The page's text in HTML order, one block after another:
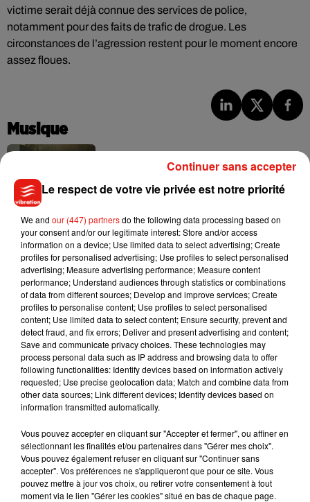
victime serait déjà connue des services de police,
notamment pour des faits de trafic de drogue. Les
circonstances de l’agression restent pour le moment encore
assez floues.
Musique
dans son nouveau clip
7 août 2026
Madonna sort enfin le remix de « Love
Sensation » avec Kylie Minogue
7 août 2026
Tayc et Didi B dévoilent le single le plus
dansant de l’année
7 août 2026
Angèle et Amélie Lens dévoilent leur
collaboration tant attendue
Le respect de votre vie privée est notre priorité
We and our (447) partnersdo the following data processing based on
your consent and/or our legitimate interest: Store and/or access
information on a device; Use limited data to select advertising; Create
profiles for personalised advertising; Use profiles to select personalised
advertising; Measure advertising performance; Measure content
performance; Understand audiences through statistics or combinations
of data from different sources; Develop and improve services; Create
profiles to personalise content; Use profiles to select personalised
content; Use limited data to select content; Ensure security, prevent and
detect fraud, and fix errors; Deliver and present advertising and content;
Save and communicate privacy choices. These technologies may
process personal data such as IP address and browsing data to offer
following functionalities: Identify devices based on information actively
requested; Use precise geolocation data; Match and combine data from
other data sources; Link different devices; Identify devices based on
information transmitted automatically.
Vous pouvez accepter en cliquant sur "Accepter et fermer", ou affiner en
sélectionnant les finalités et/ou partenaires dans "Gérer mes choix".
Vous pouvez également refuser en cliquant sur "Continuer sans
accepter". Vos préférences ne s'appliqueront que pour ce site. Vous
pouvez mettre à jour vos choix, ou retirer votre consentement à tout
moment via le lien "Gérer les cookies" situé en bas de chaque page.
Continuer sans accepter